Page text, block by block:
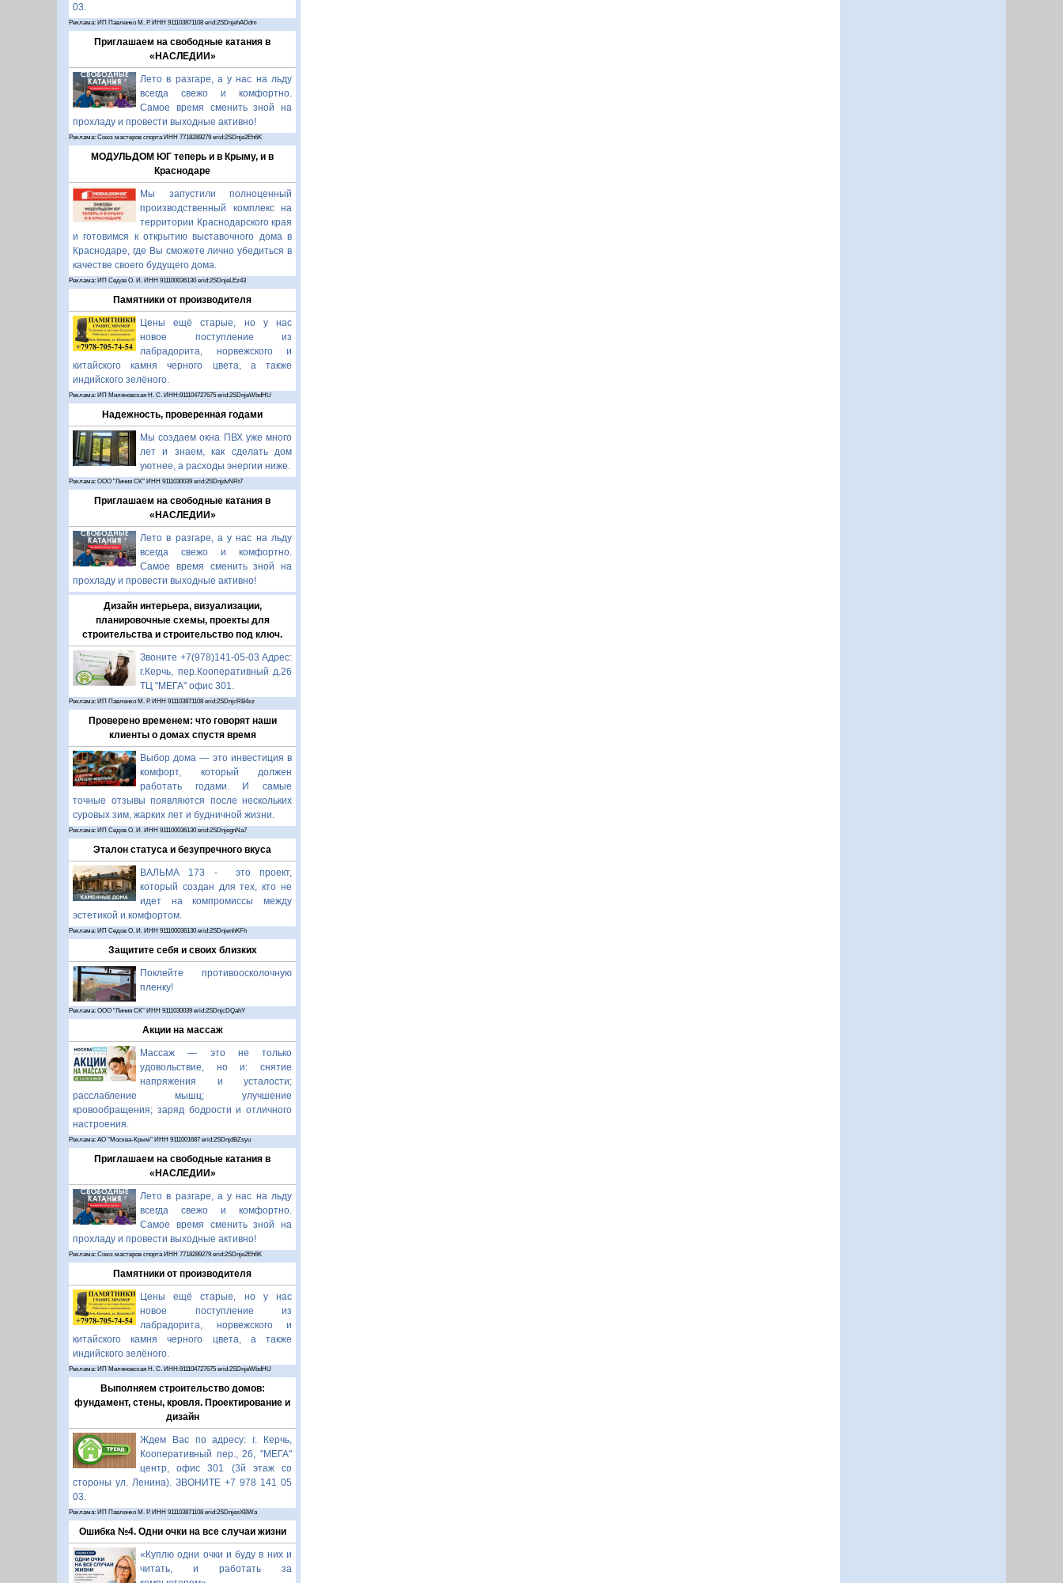
03.
Реклама: ИП Павленко М. Р. ИНН 911103871108 erid:2SDnjehADdm
Приглашаем на свободные катания в
«НАСЛЕДИИ»
Лето в разгаре, а у нас на льду
всегда свежо и комфортно.
Самое время сменить зной на
прохладу и провести выходные активно!
Реклама: Союз мастеров спорта ИНН 7718289279 erid:2SDnje2Eh6K
МОДУЛЬДОМ ЮГ теперь и в Крыму, и в
Краснодаре
Мы запустили полноценный
производственный комплекс на
территории Краснодарского края
и готовимся к открытию выставочного дома в
Краснодаре, где Вы сможете лично убедиться в
качестве своего будущего дома.
Реклама: ИП Седов О. И. ИНН 911100036130 erid:2SDnjeLEz43
Памятники от производителя
Цены ещё старые, но у нас
новое поступление из
лабрадорита, норвежского и
китайского камня черного цвета, а также
индийского зелёного.
Реклама: ИП Миляновская Н. С. ИНН:911104727675 erid:2SDnjeWbdHU
Надежность, проверенная годами
Мы создаем окна ПВХ уже много
лет и знаем, как сделать дом
уютнее, а расходы энергии ниже.
Реклама: ООО "Линия СК" ИНН 9111030039 erid:2SDnjdvNRt7
Приглашаем на свободные катания в
«НАСЛЕДИИ»
Лето в разгаре, а у нас на льду
всегда свежо и комфортно.
Самое время сменить зной на
прохладу и провести выходные активно!
Дизайн интерьера, визуализации,
планировочные схемы, проекты для
строительства и строительство под ключ.
Звоните +7(978)141-05-03 Адрес:
г.Керчь, пер.Кооперативный д.26
ТЦ "МЕГА" офис 301.
Реклама: ИП Павленко М. Р. ИНН 911103871108 erid:2SDnjcRB4xz
Проверено временем: что говорят наши
клиенты о домах спустя время
Выбор дома — это инвестиция в
комфорт, который должен
работать годами. И самые
точные отзывы появляются после нескольких
суровых зим, жарких лет и будничной жизни.
Реклама: ИП Седов О. И. ИНН 911100036130 erid:2SDnjegnNa7
Эталон статуса и безупречного вкуса
ВАЛЬМА 173 - это проект,
который создан для тех, кто не
идет на компромиссы между
эстетикой и комфортом.
Реклама: ИП Седов О. И. ИНН 911100036130 erid:2SDnjenhKFh
Защитите себя и своих близких
Поклейте противоосколочную
пленку!
Реклама: ООО "Линия СК" ИНН 9111030039 erid:2SDnjcDQahY
Акции на массаж
Массаж — это не только
удовольствие, но и: снятие
напряжения и усталости;
расслабление мышц; улучшение
кровообращения; заряд бодрости и отличного
настроения.
Реклама: АО "Москва-Крым" ИНН 9111001687 erid:2SDnjdBZsyu
Приглашаем на свободные катания в
«НАСЛЕДИИ»
Лето в разгаре, а у нас на льду
всегда свежо и комфортно.
Самое время сменить зной на
прохладу и провести выходные активно!
Реклама: Союз мастеров спорта ИНН 7718289279 erid:2SDnje2Eh6K
Памятники от производителя
Цены ещё старые, но у нас
новое поступление из
лабрадорита, норвежского и
китайского камня черного цвета, а также
индийского зелёного.
Реклама: ИП Миляновская Н. С. ИНН:911104727675 erid:2SDnjeWbdHU
Выполняем строительство домов:
фундамент, стены, кровля. Проектирование и
дизайн
Ждем Вас по адресу: г. Керчь,
Кооперативный пер., 26, "МЕГА"
центр, офис 301 (3й этаж со
стороны ул. Ленина). ЗВОНИТЕ +7 978 141 05
03.
Реклама: ИП Павленко М. Р. ИНН 911103871108 erid:2SDnjesXBWa
Ошибка №4. Одни очки на все случаи жизни
«Куплю одни очки и буду в них и
читать, и работать за